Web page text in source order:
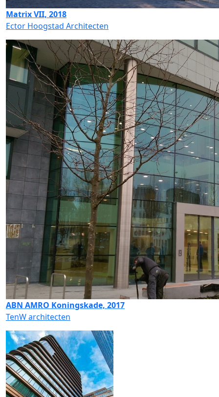
Matrix VII, 2018
Ector Hoogstad Architecten
ABN AMRO Koningskade, 2017
TenW architecten